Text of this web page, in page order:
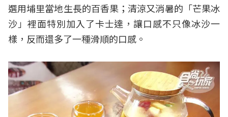
選用埔里當地生長的百香果；清涼又消暑的「芒果冰
沙」裡面特別加入了卡士達，讓口感不只像冰沙一
樣，反而還多了一種滑順的口感。